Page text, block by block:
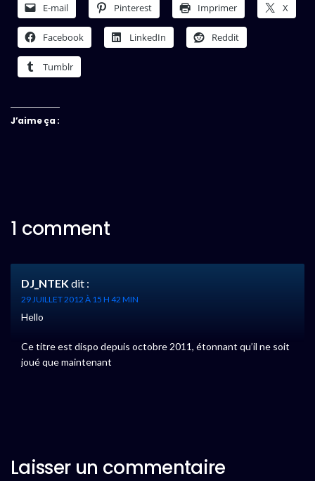
E-mail Pinterest Imprimer X
Facebook LinkedIn Reddit
Tumblr
J’aime ça :
1 comment
DJ_NTEKdit :
29 JUILLET 2012 À 15 H 42 MIN
Hello
Ce titre est dispo depuis octobre 2011, étonnant qu’il ne soit
joué que maintenant
Laisser un commentaire